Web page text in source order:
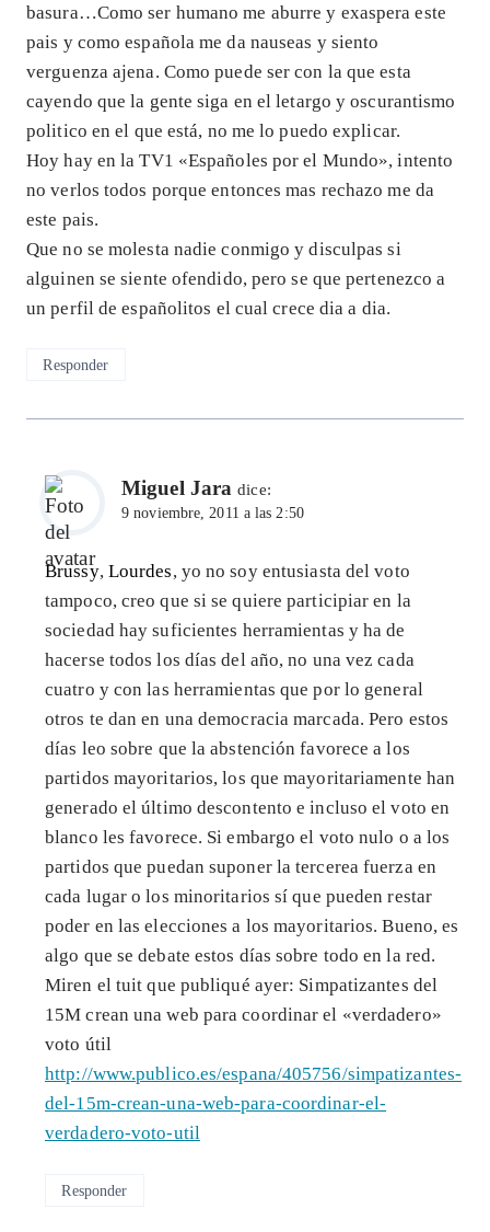
basura…Como ser humano me aburre y exaspera este
pais y como española me da nauseas y siento
verguenza ajena. Como puede ser con la que esta
cayendo que la gente siga en el letargo y oscurantismo
politico en el que está, no me lo puedo explicar.
Hoy hay en la TV1 «Españoles por el Mundo», intento
no verlos todos porque entonces mas rechazo me da
este pais.
Que no se molesta nadie conmigo y disculpas si
alguinen se siente ofendido, pero se que pertenezco a
un perfil de españolitos el cual crece dia a dia.
Responder
Miguel Jara dice:
9 noviembre, 2011 a las 2:50
Brussy, Lourdes, yo no soy entusiasta del voto
tampoco, creo que si se quiere participiar en la
sociedad hay suficientes herramientas y ha de
hacerse todos los días del año, no una vez cada
cuatro y con las herramientas que por lo general
otros te dan en una democracia marcada. Pero estos
días leo sobre que la abstención favorece a los
partidos mayoritarios, los que mayoritariamente han
generado el último descontento e incluso el voto en
blanco les favorece. Si embargo el voto nulo o a los
partidos que puedan suponer la tercerea fuerza en
cada lugar o los minoritarios sí que pueden restar
poder en las elecciones a los mayoritarios. Bueno, es
algo que se debate estos días sobre todo en la red.
Miren el tuit que publiqué ayer: Simpatizantes del
15M crean una web para coordinar el «verdadero»
voto útil
http://www.publico.es/espana/405756/simpatizantes-
del-15m-crean-una-web-para-coordinar-el-
verdadero-voto-util
Responder